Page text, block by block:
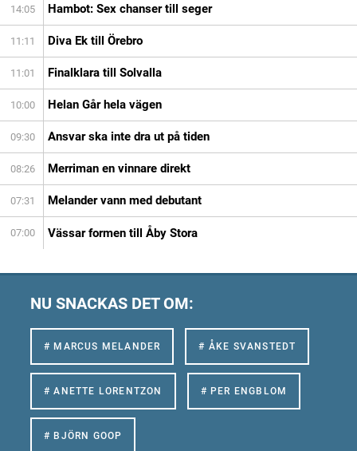
14:05 Hambot: Sex chanser till seger
11:11 Diva Ek till Örebro
11:01 Finalklara till Solvalla
10:00 Helan Går hela vägen
09:30 Ansvar ska inte dra ut på tiden
08:26 Merriman en vinnare direkt
07:31 Melander vann med debutant
07:00 Vässar formen till Åby Stora
NU SNACKAS DET OM:
# MARCUS MELANDER # ÅKE SVANSTEDT
# ANETTE LORENTZON # PER ENGBLOM
# BJÖRN GOOP